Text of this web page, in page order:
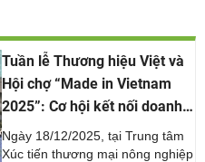
Tuần lễ Thương hiệu Việt và
Hội chợ “Made in Vietnam
2025”: Cơ hội kết nối doanh
nghiệp và người tiêu dùng
Ngày 18/12/2025, tại Trung tâm
Xúc tiến thương mại nông nghiệp